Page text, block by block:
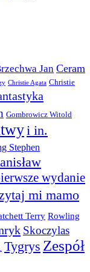
Jan Ceram
Christie Agata Christie
Gombrowicz Witold
i in.
Stephen
wydanie
mi mamo
Terry Rowling
Skoczylas
Tygrys Zespół